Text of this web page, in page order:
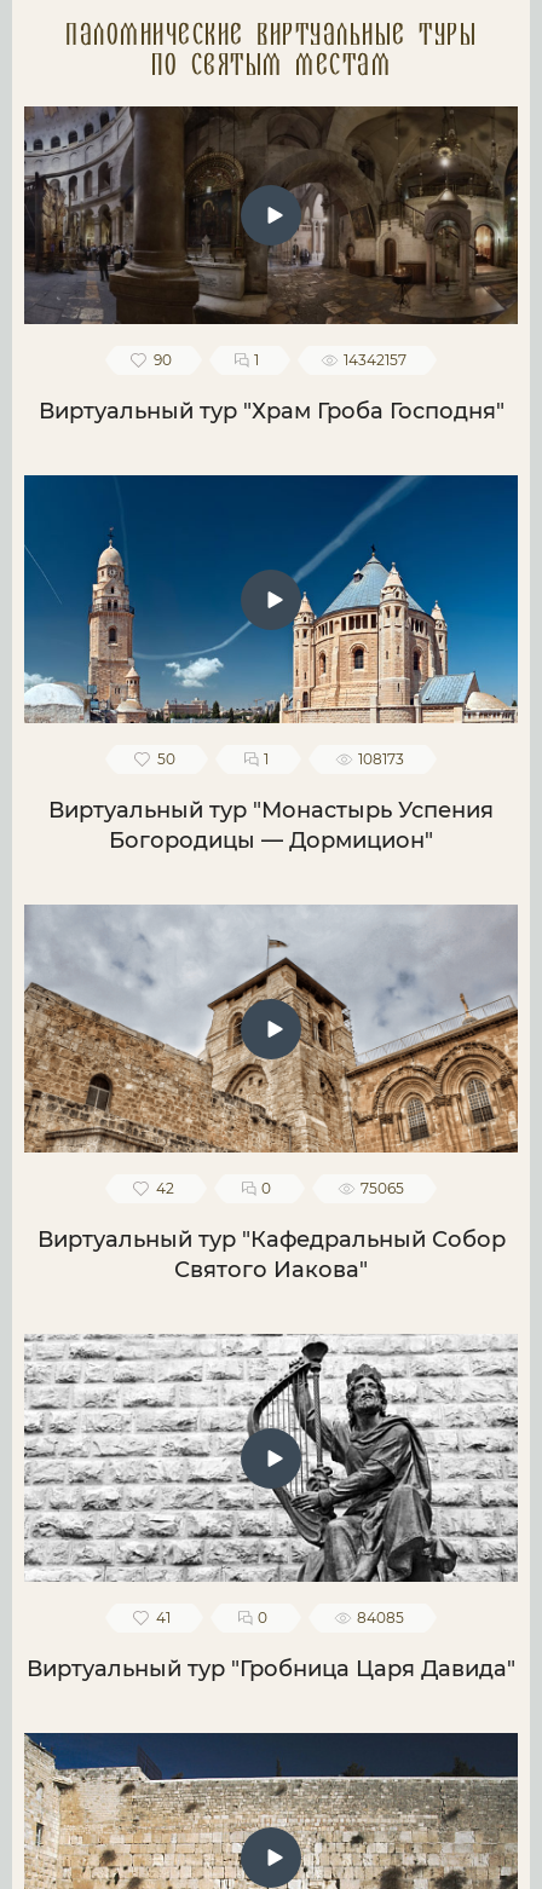
Паломнические Виртуальные туры
по святым местам
90 1 14342157
Виртуальный тур "Храм Гроба Господня"
50 1 108173
Виртуальный тур "Монастырь Успения
Богородицы — Дормицион"
42 0 75065
Виртуальный тур "Кафедральный Собор
Святого Иакова"
41 0 84085
Виртуальный тур "Гробница Царя Давида"